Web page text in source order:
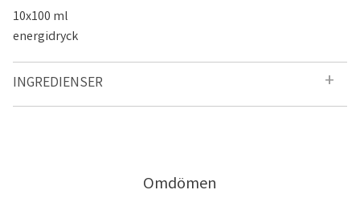
10x100 ml
energidryck
INGREDIENSER
Omdömen